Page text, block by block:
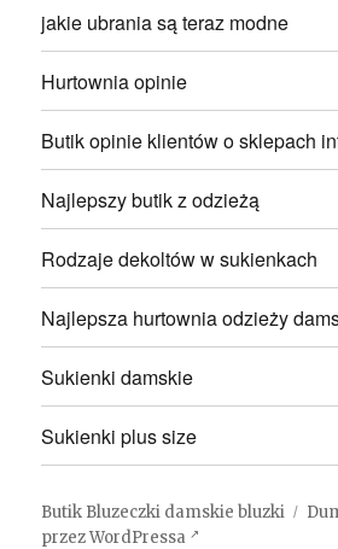
jakie ubrania są teraz modne
Hurtownia opinie
Butik opinie klientów o sklepach
Najlepszy butik z odzieżą
Rodzaje dekoltów w sukienkach
Najlepsza hurtownia odzieży
Sukienki damskie
Sukienki plus size
Butik Bluzeczki damskie bluzki
przez WordPressa